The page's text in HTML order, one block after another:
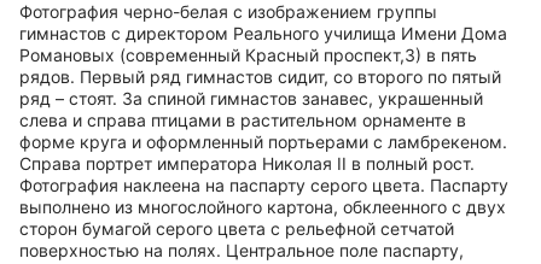
Фотография черно-белая с изображением группы
гимнастов с директором Реального училища Имени Дома
Романовых (современный Красный проспект,3) в пять
рядов. Первый ряд гимнастов сидит, со второго по пятый
ряд – стоят. За спиной гимнастов занавес, украшенный
слева и справа птицами в растительном орнаменте в
форме круга и оформленный портьерами с ламбрекеном.
Справа портрет императора Николая II в полный рост.
Фотография наклеена на паспарту серого цвета. Паспарту
выполнено из многослойного картона, обклеенного с двух
сторон бумагой серого цвета с рельефной сетчатой
поверхностью на полях. Центральное поле паспарту,